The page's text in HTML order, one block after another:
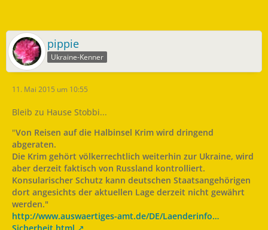
pippie
Ukraine-Kenner
11. Mai 2015 um 10:55
Bleib zu Hause Stobbi...
"Von Reisen auf die Halbinsel Krim wird dringend
abgeraten.
Die Krim gehört völkerrechtlich weiterhin zur Ukraine, wird
aber derzeit faktisch von Russland kontrolliert.
Konsularischer Schutz kann deutschen Staatsangehörigen
dort angesichts der aktuellen Lage derzeit nicht gewährt
werden."
http://www.auswaertiges-amt.de/DE/Laenderinfo…
Sicherheit.html